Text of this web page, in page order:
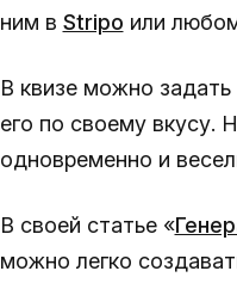
ним в Stripo или
В квизе можно
его по своему вкусу.
одновременно и
В своей статье «
можно легко